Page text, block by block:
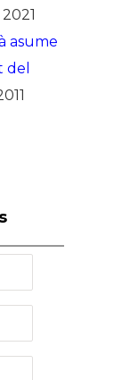
asume
del